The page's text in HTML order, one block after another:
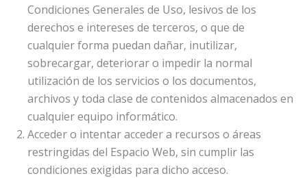
Condiciones Generales de Uso, lesivos de los
derechos e intereses de terceros, o que de
cualquier forma puedan dañar, inutilizar,
sobrecargar, deteriorar o impedir la normal
utilización de los servicios o los documentos,
archivos y toda clase de contenidos almacenados en
cualquier equipo informático.
Acceder o intentar acceder a recursos o áreas
restringidas del Espacio Web, sin cumplir las
condiciones exigidas para dicho acceso.